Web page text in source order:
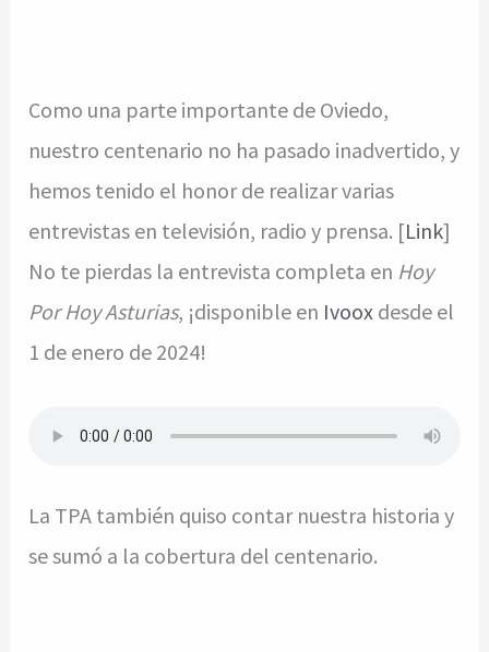
Como una parte importante de Oviedo,
nuestro centenario no ha pasado inadvertido, y
hemos tenido el honor de realizar varias
entrevistas en televisión, radio y prensa. [Link]
No te pierdas la entrevista completa en Hoy
Por Hoy Asturias, ¡disponible en Ivoox desde el
1 de enero de 2024!
La TPA también quiso contar nuestra historia y
se sumó a la cobertura del centenario.